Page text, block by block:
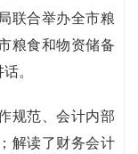
联合举办全市粮
粮食和物资储备
。
规范、会计内部
解读了财务会计